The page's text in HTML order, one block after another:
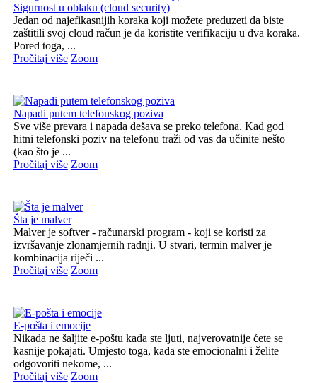
Sigurnost u oblaku (cloud security)
Jedan od najefikasnijih koraka koji možete preduzeti da biste
zaštitili svoj cloud račun je da koristite verifikaciju u dva koraka.
Pored toga, ...
Pročitaj više Zoom
Napadi putem telefonskog poziva
Sve više prevara i napada dešava se preko telefona. Kad god
hitni telefonski poziv na telefonu traži od vas da učinite nešto
(kao što je ...
Pročitaj više Zoom
Šta je malver
Malver je softver - računarski program - koji se koristi za
izvršavanje zlonamjernih radnji. U stvari, termin malver je
kombinacija riječi ...
Pročitaj više Zoom
E-pošta i emocije
Nikada ne šaljite e-poštu kada ste ljuti, najverovatnije ćete se
kasnije pokajati. Umjesto toga, kada ste emocionalni i želite
odgovoriti nekome, ...
Pročitaj više Zoom